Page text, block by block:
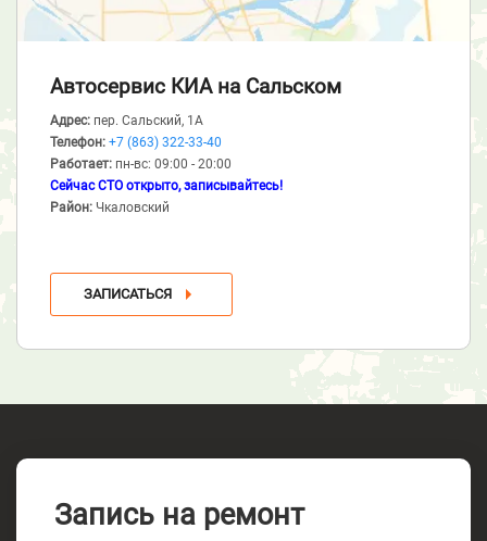
Автосервис КИА на Сальском
Адрес: пер. Сальский, 1А
Телефон: +7 (863) 322-33-40
Работает: пн-вс: 09:00 - 20:00
Сейчас СТО открыто, записывайтесь!
Район: Чкаловский
ЗАПИСАТЬСЯ
Запись на ремонт